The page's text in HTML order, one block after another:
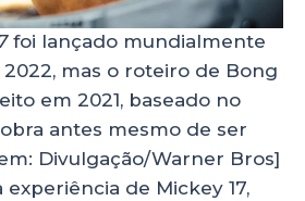
foi lançado mundialmente
mas o roteiro de Bong
em 2021, baseado no
antes mesmo de ser
Divulgação/Warner Bros]
experiência de Mickey 17,